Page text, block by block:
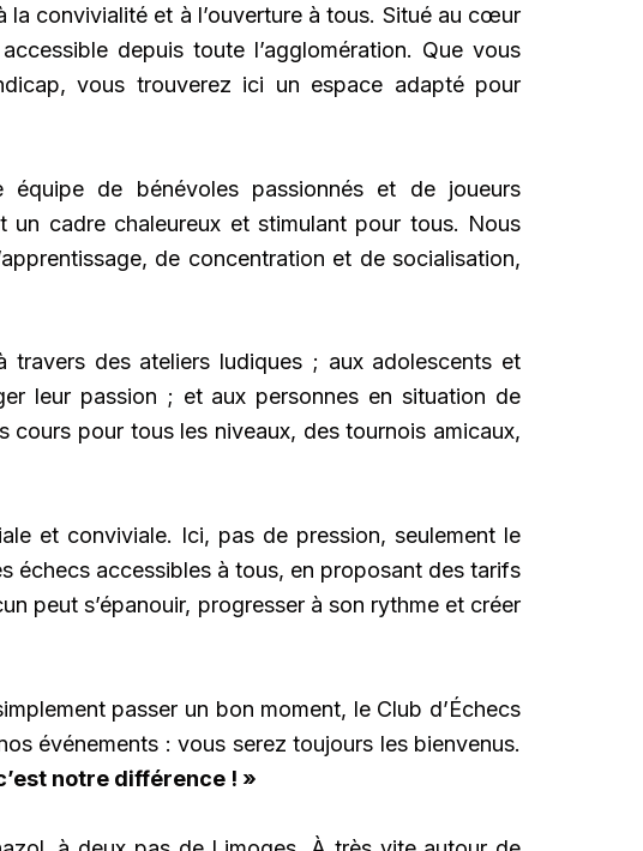
la convivialité et à l’ouverture à tous. Situé au cœur
depuis toute l’agglomération. Que vous
vous trouverez ici un espace adapté pour
de bénévoles passionnés et de joueurs
cadre chaleureux et stimulant pour tous. Nous
de concentration et de socialisation,
des ateliers ludiques ; aux adolescents et
leur passion ; et aux personnes en situation de
pour tous les niveaux, des tournois amicaux,
et conviviale. Ici, pas de pression, seulement le
échecs accessibles à tous, en proposant des tarifs
peut s’épanouir, progresser à son rythme et créer
passer un bon moment, le Club d’Échecs
événements : vous serez toujours les bienvenus.
notre différence ! »